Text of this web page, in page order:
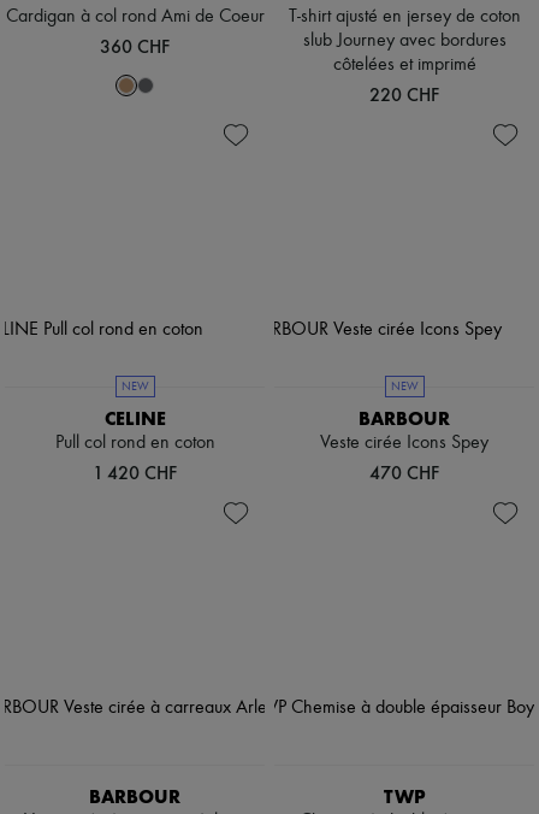
Cardigan à col rond Ami de Coeur
360 CHF
T-shirt ajusté en jersey de coton
slub Journey avec bordures
côtelées et imprimé
220 CHF
NEW
CELINE
Pull col rond en coton
1 420 CHF
NEW
BARBOUR
Veste cirée Icons Spey
470 CHF
BARBOUR TWP